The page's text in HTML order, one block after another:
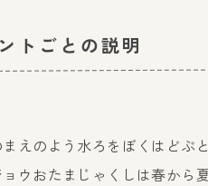
トごとの説明
えのよう水ろをぼくはどぶ
ョウおたまじゃくしは春から